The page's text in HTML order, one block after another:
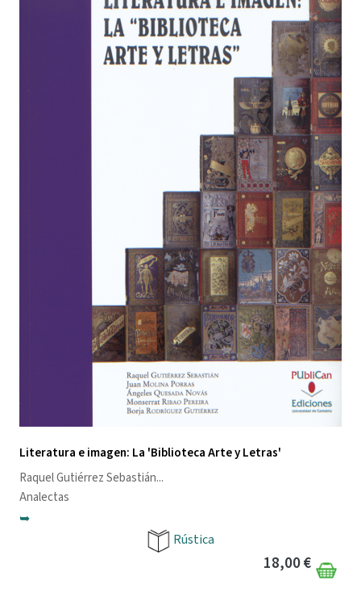
Literatura e imagen: La 'Biblioteca Arte y Letras'
Raquel Gutiérrez Sebastián...
Analectas
➥
Rústica
18,00 €